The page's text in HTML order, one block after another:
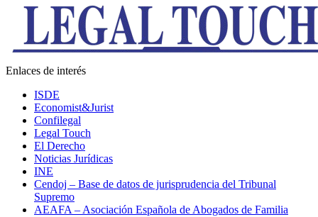
Enlaces de interés
ISDE
Economist&Jurist
Confilegal
Legal Touch
El Derecho
Noticias Jurídicas
INE
Cendoj – Base de datos de jurisprudencia del Tribunal
Supremo
AEAFA – Asociación Española de Abogados de Familia